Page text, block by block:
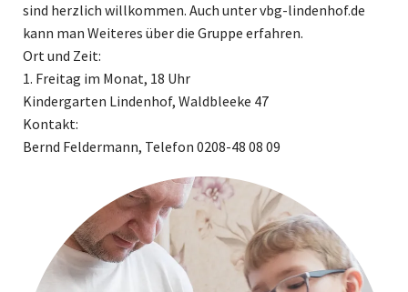
sind herzlich willkommen. Auch unter vbg-lindenhof.de
kann man Weiteres über die Gruppe erfahren.
Ort und Zeit:
1. Freitag im Monat, 18 Uhr
Kindergarten Lindenhof, Waldbleeke 47
Kontakt:
Bernd Feldermann, Telefon 0208-48 08 09